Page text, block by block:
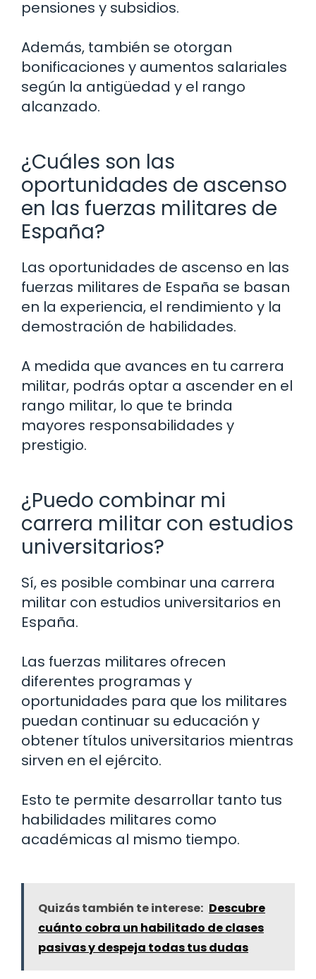
pensiones y subsidios.
Además, también se otorgan
bonificaciones y aumentos salariales
según la antigüedad y el rango
alcanzado.
¿Cuáles son las
oportunidades de ascenso
en las fuerzas militares de
España?
Las oportunidades de ascenso en las
fuerzas militares de España se basan
en la experiencia, el rendimiento y la
demostración de habilidades.
A medida que avances en tu carrera
militar, podrás optar a ascender en el
rango militar, lo que te brinda
mayores responsabilidades y
prestigio.
¿Puedo combinar mi
carrera militar con estudios
universitarios?
Sí, es posible combinar una carrera
militar con estudios universitarios en
España.
Las fuerzas militares ofrecen
diferentes programas y
oportunidades para que los militares
puedan continuar su educación y
obtener títulos universitarios mientras
sirven en el ejército.
Esto te permite desarrollar tanto tus
habilidades militares como
académicas al mismo tiempo.
Quizás también te interese: Descubre
cuánto cobra un habilitado de clases
pasivas y despeja todas tus dudas